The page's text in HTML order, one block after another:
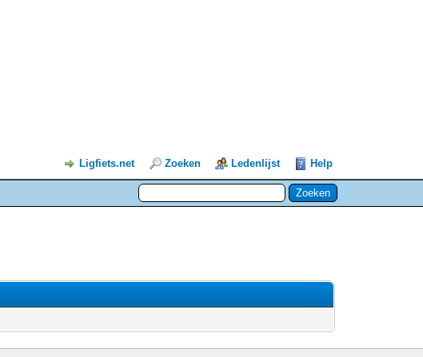
Ligfiets.net Zoeken Ledenlijst Help